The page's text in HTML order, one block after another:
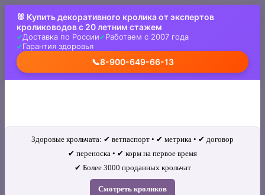
content
🐰 Купить декоративного кролика от экспертов
кролиководов с 20 летним стажем
Доставка по России
Работаем с 2007 года
Гарантия здоровья
📞8-900-649-66-13
Здоровые крольчата: ✔ ветпаспорт • ✔ метрика • ✔ договор
✔ переноска • ✔ корм на первое время
✔ Более 3000 проданных крольчат
Смотреть кроликов